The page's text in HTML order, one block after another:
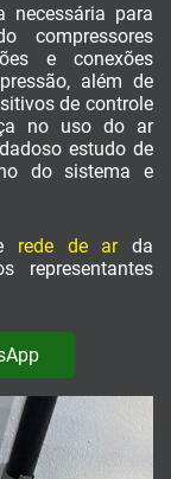
necessária para
compressores
e conexões
além de
de controle
no uso do ar
estudo de
do sistema e
rede de arda
representantes